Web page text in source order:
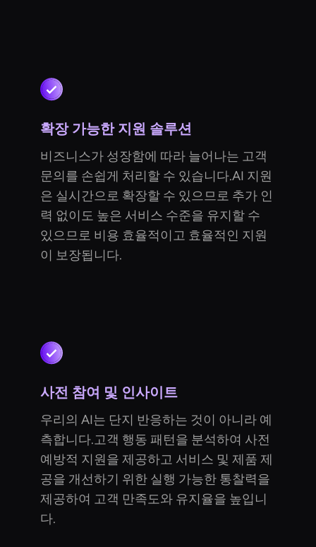
확장 가능한 지원 솔루션
비즈니스가 성장함에 따라 늘어나는 고객
문의를 손쉽게 처리할 수 있습니다.AI 지원
은 실시간으로 확장할 수 있으므로 추가 인
력 없이도 높은 서비스 수준을 유지할 수
있으므로 비용 효율적이고 효율적인 지원
이 보장됩니다.
사전 참여 및 인사이트
우리의 AI는 단지 반응하는 것이 아니라 예
측합니다.고객 행동 패턴을 분석하여 사전
예방적 지원을 제공하고 서비스 및 제품 제
공을 개선하기 위한 실행 가능한 통찰력을
제공하여 고객 만족도와 유지율을 높입니
다.